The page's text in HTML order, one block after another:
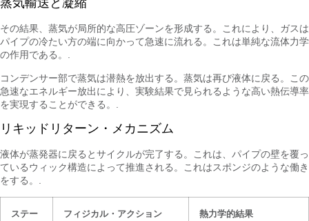
蒸気輸送と凝縮
その結果、蒸気が局所的な高圧ゾーンを形成する。これにより、ガスは
パイプの冷たい方の端に向かって急速に流れる。これは単純な流体力学
の作用である。.
コンデンサー部で蒸気は潜熱を放出する。蒸気は再び液体に戻る。この
急速なエネルギー放出により、実験結果で見られるような高い熱伝導率
を実現することができる。.
リキッドリターン・メカニズム
液体が蒸発器に戻るとサイクルが完了する。これは、パイプの壁を覆っ
ているウィック構造によって推進される。これはスポンジのような働き
をする。.
ステー
フィジカル・アクション 熱力学的結果